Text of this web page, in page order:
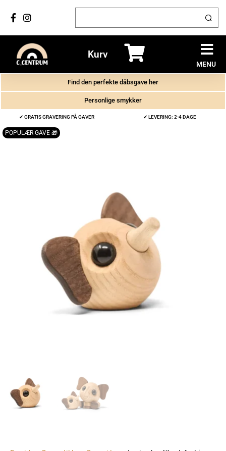
Kurv
MENU
Find den perfekte dåbsgave her
Personlige smykker
✔ GRATIS GRAVERING PÅ GAVER ✔ LEVERING: 2-4 DAGE
POPULÆR GAVE 🎁